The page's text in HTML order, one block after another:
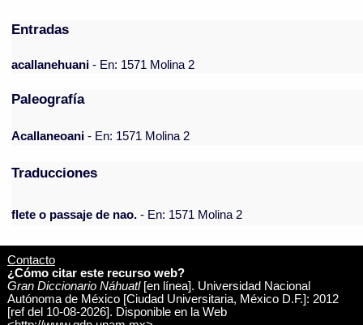
Entradas
acallanehuani- En: 1571 Molina 2
Paleografía
Acallaneoani - En: 1571 Molina 2
Traducciones
flete o passaje de nao. - En: 1571 Molina 2
Contacto
¿Cómo citar este recurso web?
Gran Diccionario Náhuatl[en línea]. Universidad Nacional
Autónoma de México [Ciudad Universitaria, México D.F.]: 2012
[ref del 10-08-2026]. Disponible en la Web